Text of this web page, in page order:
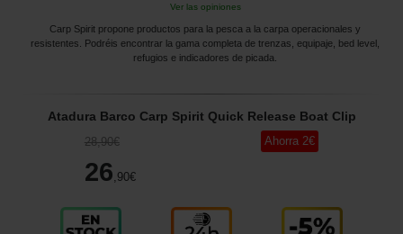
Ver las opiniones
Carp Spirit propone productos para la pesca a la carpa operacionales y
resistentes. Podréis encontrar la gama completa de trenzas, equipaje, bed level,
refugios e indicadores de picada.
Atadura Barco Carp Spirit Quick Release Boat Clip
28,90€
26 ,90€
Ahorra 2€